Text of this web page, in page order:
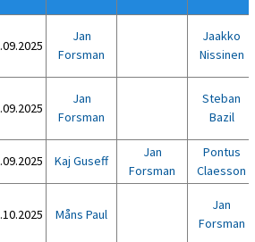
Jan
Forsman
Jaakko
Nissinen
Jan
Forsman
Steban
Bazil
Kaj Guseff
Jan
Forsman
Pontus
Claesson
Måns Paul
Jan
Forsman